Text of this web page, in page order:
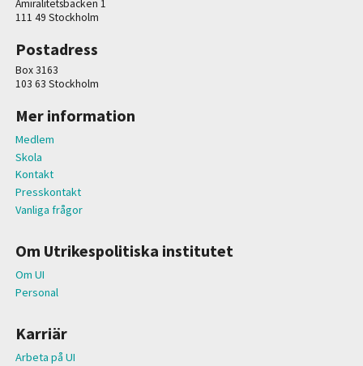
Amiralitetsbacken 1
111 49 Stockholm
Postadress
Box 3163
103 63 Stockholm
Mer information
Medlem
Skola
Kontakt
Presskontakt
Vanliga frågor
Om Utrikespolitiska institutet
Om UI
Personal
Karriär
Arbeta på UI